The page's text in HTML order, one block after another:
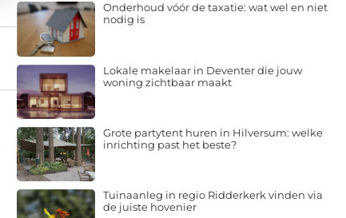
Onderhoud vóór de taxatie: wat wel en niet
nodig is
Lokale makelaar in Deventer die jouw
woning zichtbaar maakt
Grote partytent huren in Hilversum: welke
inrichting past het beste?
Tuinaanleg in regio Ridderkerk vinden via
de juiste hovenier